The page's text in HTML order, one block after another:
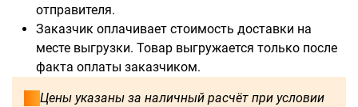
отправителя.
Заказчик оплачивает стоимость доставки на
месте выгрузки. Товар выгружается только после
факта оплаты заказчиком.
Цены указаны за наличный расчёт при условии